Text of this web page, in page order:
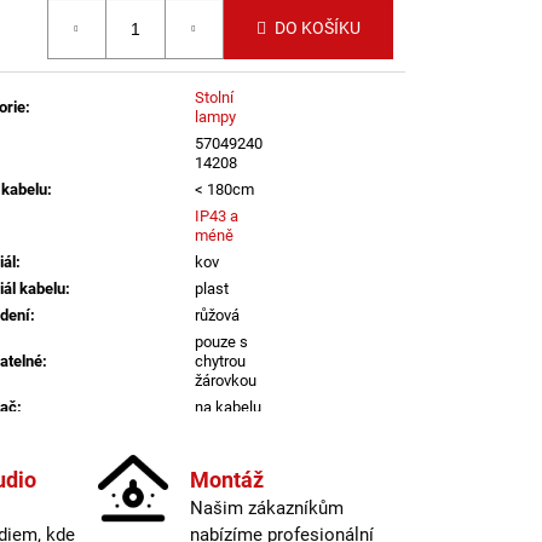
DO KOŠÍKU
:
Stolní
lampy
57049240
14208
:
< 180cm
IP43 a
méně
:
kov
kabelu:
plast
: růžová
:
pouze s
chytrou
žárovkou
:
na kabelu
E14
kde
Montáž
Našim zákazníkům
nabízíme profesionální
LIGHTING